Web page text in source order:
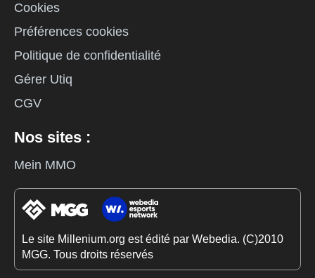
Cookies
Préférences cookies
Politique de confidentialité
Gérer Utiq
CGV
Nos sites :
Mein MMO
Le site Millenium.org est édité par Webedia. (C)2010
MGG. Tous droits réservés